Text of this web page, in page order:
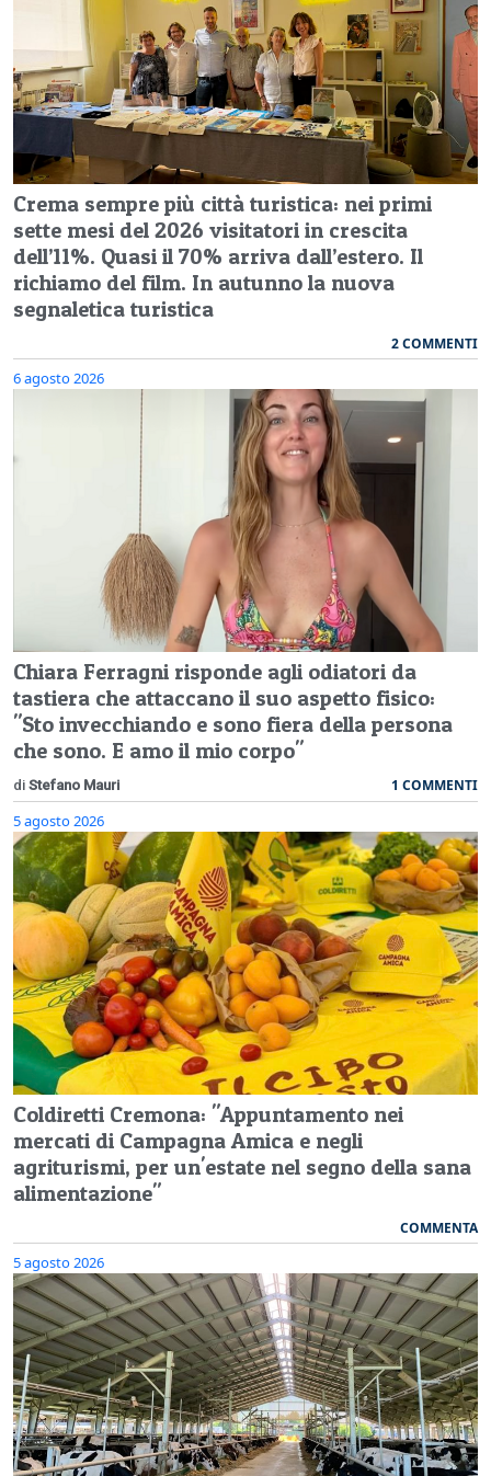
Crema sempre più città turistica: nei primi
sette mesi del 2026 visitatori in crescita
dell’11%. Quasi il 70% arriva dall’estero. Il
richiamo del film. In autunno la nuova
segnaletica turistica
2 COMMENTI
6 agosto 2026
Chiara Ferragni risponde agli odiatori da
tastiera che attaccano il suo aspetto fisico:
"Sto invecchiando e sono fiera della persona
che sono. E amo il mio corpo"
di Stefano Mauri 1 COMMENTI
5 agosto 2026
Coldiretti Cremona: "Appuntamento nei
mercati di Campagna Amica e negli
agriturismi, per un'estate nel segno della sana
alimentazione"
COMMENTA
5 agosto 2026